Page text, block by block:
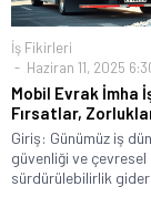
İş Fikirleri
Haziran 11, 2025
Mobil Evrak İmha
Fırsatlar,
Giriş: Günümüz iş
güvenliği ve çevresel
sürdürülebilirlik